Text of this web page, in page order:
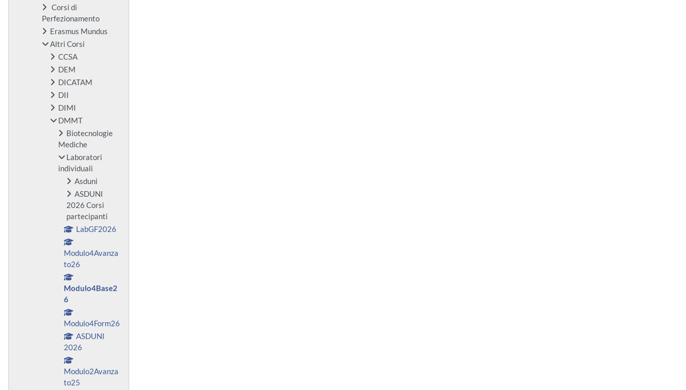
Corsi di
Perfezionamento
Erasmus Mundus
Altri Corsi
CCSA
DEM
DICATAM
DII
DIMI
DMMT
Biotecnologie
Mediche
Laboratori
individuali
Asduni
ASDUNI
2026 Corsi
partecipanti
LabGF2026
Modulo4Avanza
to26
Modulo4Base2
6
Modulo4Form26
ASDUNI
2026
Modulo2Avanza
to25